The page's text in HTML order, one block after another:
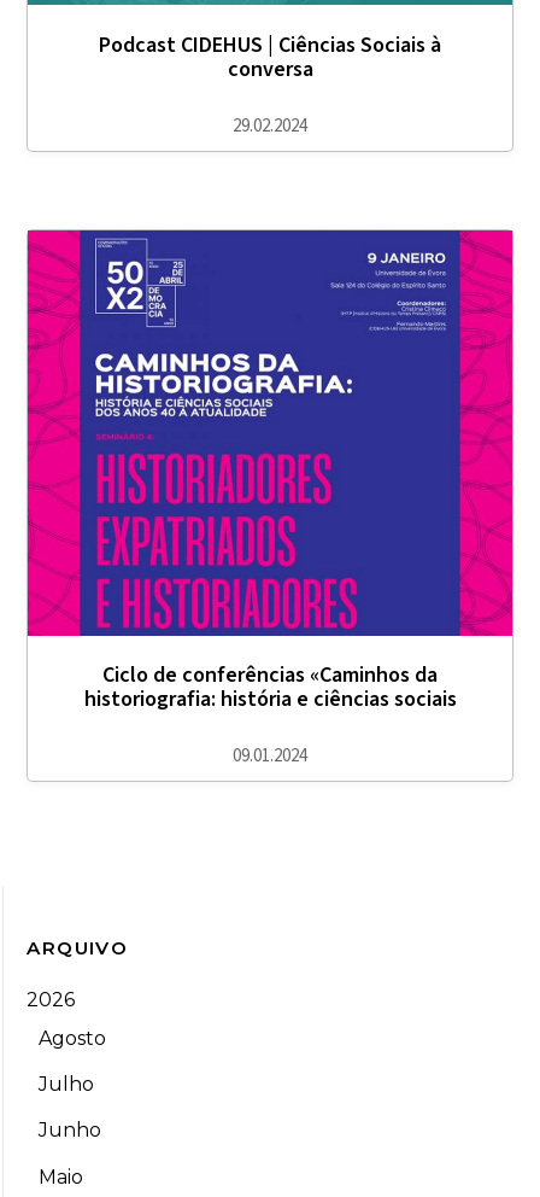
Podcast CIDEHUS | Ciências Sociais à
conversa
29.02.2024
Ciclo de conferências «Caminhos da
historiografia: história e ciências sociais
09.01.2024
ARQUIVO
2026
Agosto
Julho
Junho
Maio